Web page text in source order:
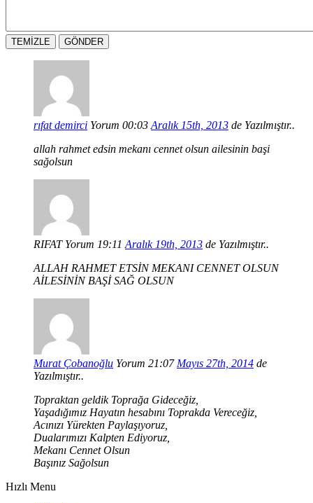
rıfat demirci Yorum 00:03 Aralık 15th, 2013 de Yazılmıştır..
allah rahmet edsin mekanı cennet olsun ailesinin başi
sağolsun
RIFAT Yorum 19:11 Aralık 19th, 2013 de Yazılmıştır..
ALLAH RAHMET ETSİN MEKANI CENNET OLSUN
AİLESİNİN BAŞİ SAĞ OLSUN
Murat Çobanoğlu Yorum 21:07 Mayıs 27th, 2014 de
Yazılmıştır..
Topraktan geldik Toprağa Gideceğiz,
Yaşadığımız Hayatın hesabını Toprakda Vereceğiz,
Acınızı Yürekten Paylaşıyoruz,
Dualarımızı Kalpten Ediyoruz,
Mekanı Cennet Olsun
Başınız Sağolsun
Hızlı Menu